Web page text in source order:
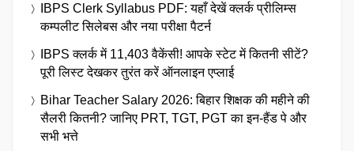
IBPS Clerk Syllabus PDF: यहाँ देखें क्लर्क प्रीलिम्स
कम्पलीट सिलेबस और नया परीक्षा पैटर्न
IBPS क्लर्क में 11,403 वैकेंसी! आपके स्टेट में कितनी सीटें?
पूरी लिस्ट देखकर तुरंत करें ऑनलाइन एप्लाई
Bihar Teacher Salary 2026: बिहार शिक्षक की महीने की
सैलरी कितनी? जानिए PRT, TGT, PGT का इन-हैंड पे और
सभी भत्ते